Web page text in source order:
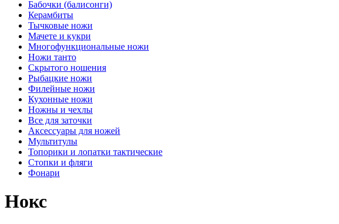
Бабочки (балисонги)
Керамбиты
Тычковые ножи
Мачете и кукри
Многофункциональные ножи
Ножи танто
Скрытого ношения
Рыбацкие ножи
Филейные ножи
Кухонные ножи
Ножны и чехлы
Все для заточки
Аксессуары для ножей
Мультитулы
Топорики и лопатки тактические
Стопки и фляги
Фонари
Нокс